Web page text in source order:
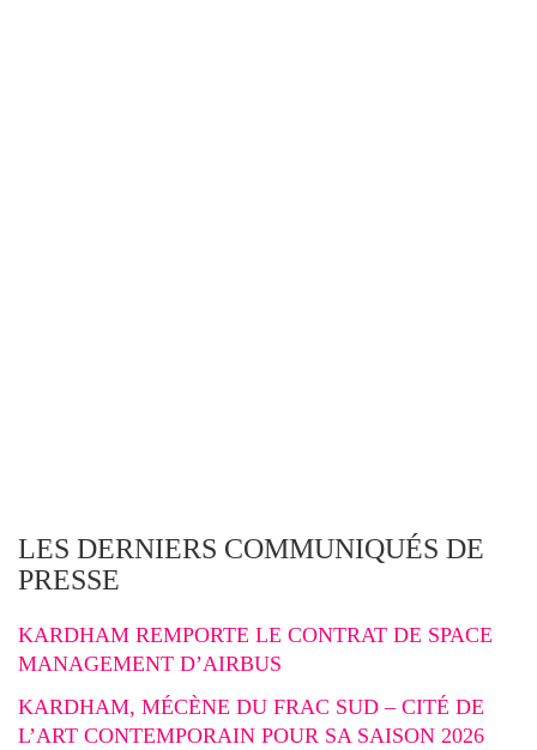
LES DERNIERS COMMUNIQUÉS DE
PRESSE
KARDHAM REMPORTE LE CONTRAT DE SPACE
MANAGEMENT D’AIRBUS
KARDHAM, MÉCÈNE DU FRAC SUD – CITÉ DE
L’ART CONTEMPORAIN POUR SA SAISON 2026